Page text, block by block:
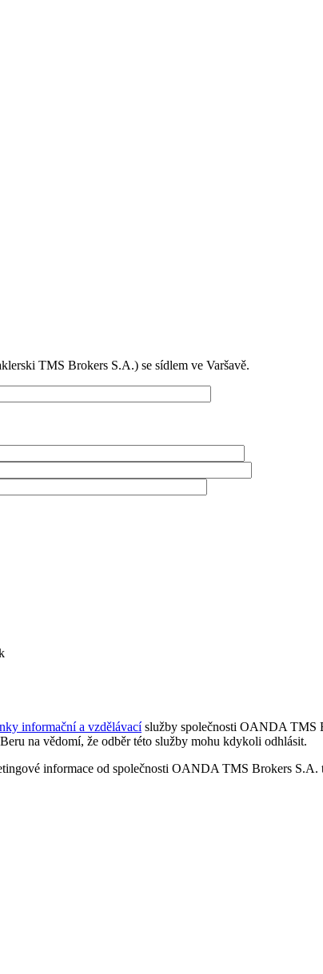
TMS Brokers S.A.) se sídlem ve Varšavě.
informační a vzdělávacíslužby společnosti OANDA TMS
na vědomí, že odběr této služby mohu kdykoli odhlásit.
informace od společnosti OANDA TMS Brokers